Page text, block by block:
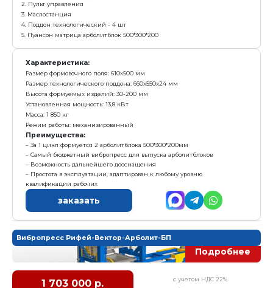
Арболитблок
500х300х200 мм
до 120 шт/ч
Комплектация:
1. Вибропресс Рифей Вектор-Арболит
2. Пульт управления
3. Маслостанция
4. Поддон технологический - 4 шт
5. Пуансон матрица арболитблок 500*300*200
Характеристика:
Размер формовочного поля: 610х500 мм
Размер технологического поддона: 660х550х24 мм
Высота формуемых изделий: 30-200 мм